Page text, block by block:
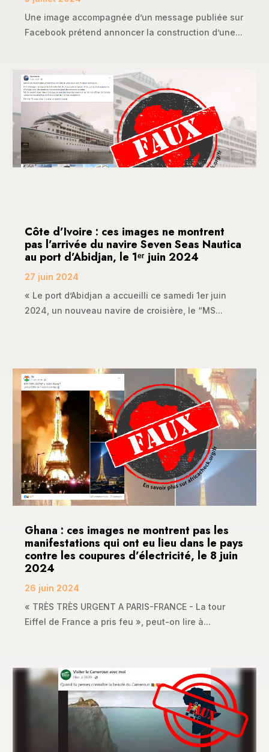
Une image accompagnée d’un message publiée sur
Facebook prétend annoncer la construction d’une...
Côte d’Ivoire : ces images ne montrent
pas l’arrivée du navire Seven Seas Nautica
au port d’Abidjan, le 1ᵉʳ juin 2024
27 juin 2024
« Le port d’Abidjan a accueilli ce samedi 1er juin
2024, un nouveau navire de croisière, le “MS...
Ghana : ces images ne montrent pas les
manifestations qui ont eu lieu dans le pays
contre les coupures d’électricité, le 8 juin
2024
26 juin 2024
« TRÈS TRÈS URGENT A PARIS-FRANCE - La tour
Eiffel de France a pris feu », peut-on lire à...